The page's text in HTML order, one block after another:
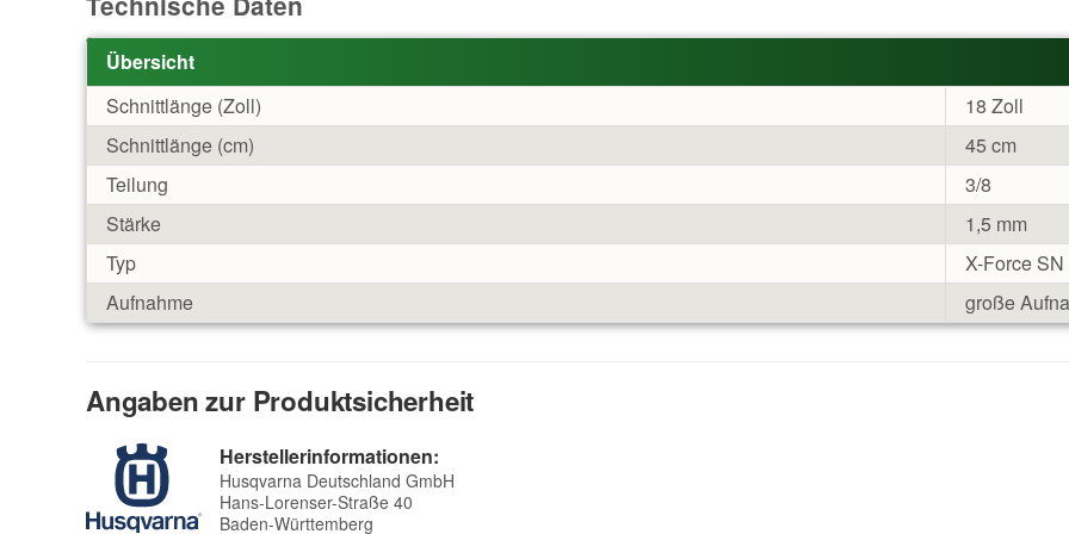
Übersicht
Schnittlänge (Zoll)
18 Zoll
Schnittlänge (cm)
45 cm
Teilung
3/8
Stärke
1,5 mm
Typ
X-Force SN
Aufnahme
große
Angaben zur Produktsicherheit
Herstellerinformationen:
Husqvarna Deutschland GmbH
Hans-Lorenser-Straße 40
Baden-Württemberg